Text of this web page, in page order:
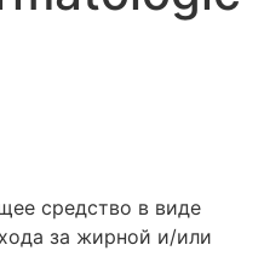
средство в виде
за жирной и/или